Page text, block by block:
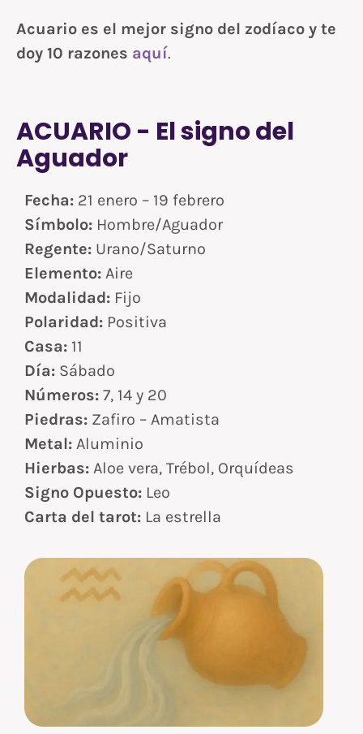
Acuario es el mejor signo del zodíaco y te
doy 10 razones aquí.
ACUARIO - El signo del
Aguador
Fecha: 21 enero – 19 febrero
Símbolo: Hombre/Aguador
Regente: Urano/Saturno
Elemento: Aire
Modalidad: Fijo
Polaridad: Positiva
Casa: 11
Día: Sábado
Números: 7, 14 y 20
Piedras: Zafiro – Amatista
Metal: Aluminio
Hierbas: Aloe vera, Trébol, Orquídeas
Signo Opuesto: Leo
Carta del tarot: La estrella